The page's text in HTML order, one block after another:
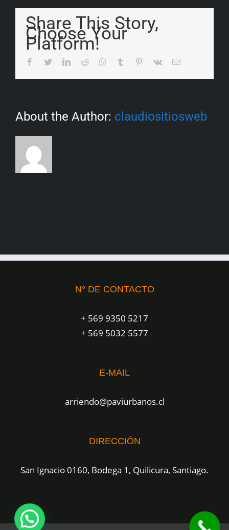
Share This Story,
Choose Your
Platform!
About the Author: claudiositiosweb
N° DE CONTACTO
+ 569 9350 5217
+ 569 5032 5577
E-MAIL
arriendo@paviurbanos.cl
DIRECCIÓN
San Ignacio 0160, Bodega 1, Quilicura, Santiago.